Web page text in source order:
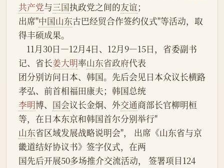
共产党与三国执政党之间的友谊；
出席"中国山东古巴经贸合作签约仪式"等活动，取
得丰硕成果。
记、省长姜大明率山东省政府代表
团分别访问日本、韩国。先后会见日本众议长横路
孝弘、前首相福田康夫；韩国总统
李明博、 国会议长金炯、外交通商部长官柳明桓
等，在日本东京和韩国首尔分别举行"
山东省区域发展战略说明会"， 出席《山东省与京
畿道结好协议书》签字仪式，在两
国先后开展50多场推介交流活动， 签署项目124